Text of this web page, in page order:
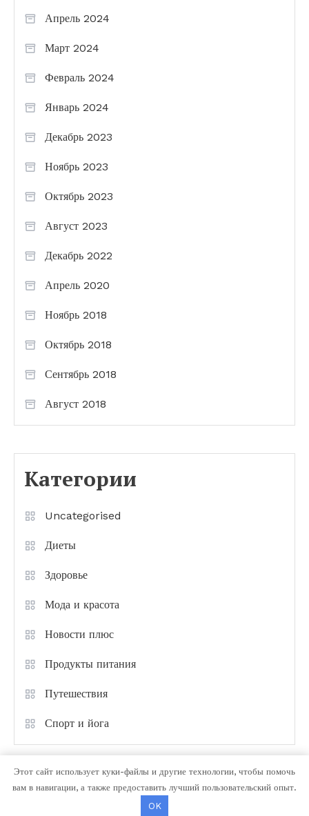
Апрель 2024
Март 2024
Февраль 2024
Январь 2024
Декабрь 2023
Ноябрь 2023
Октябрь 2023
Август 2023
Декабрь 2022
Апрель 2020
Ноябрь 2018
Октябрь 2018
Сентябрь 2018
Август 2018
Категории
Uncategorised
Диеты
Здоровье
Мода и красота
Новости плюс
Продукты питания
Путешествия
Спорт и йога
Тема: Color Magazine от
Этот сайт использует куки-файлы и другие технологии, чтобы помочь
вам в навигации, а также предоставить лучший пользовательский опыт.
OK